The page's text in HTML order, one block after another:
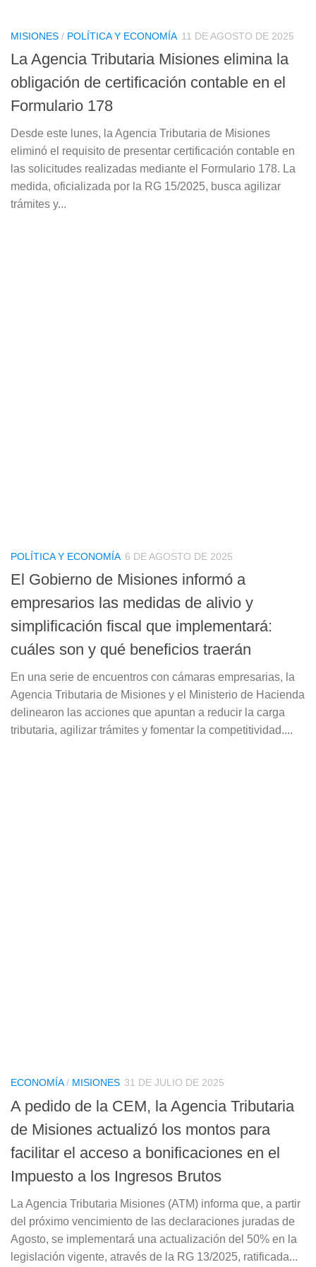
MISIONES / POLÍTICA Y ECONOMÍA 11 DE AGOSTO DE 2025
La Agencia Tributaria Misiones elimina la
obligación de certificación contable en el
Formulario 178
Desde este lunes, la Agencia Tributaria de Misiones
eliminó el requisito de presentar certificación contable en
las solicitudes realizadas mediante el Formulario 178. La
medida, oficializada por la RG 15/2025, busca agilizar
trámites y...
POLÍTICA Y ECONOMÍA 6 DE AGOSTO DE 2025
El Gobierno de Misiones informó a
empresarios las medidas de alivio y
simplificación fiscal que implementará:
cuáles son y qué beneficios traerán
En una serie de encuentros con cámaras empresarias, la
Agencia Tributaria de Misiones y el Ministerio de Hacienda
delinearon las acciones que apuntan a reducir la carga
tributaria, agilizar trámites y fomentar la competitividad....
ECONOMÍA/ MISIONES 31 DE JULIO DE 2025
A pedido de la CEM, la Agencia Tributaria
de Misiones actualizó los montos para
facilitar el acceso a bonificaciones en el
Impuesto a los Ingresos Brutos
La Agencia Tributaria Misiones (ATM) informa que, a partir
del próximo vencimiento de las declaraciones juradas de
Agosto, se implementará una actualización del 50% en la
legislación vigente, através de la RG 13/2025, ratificada...